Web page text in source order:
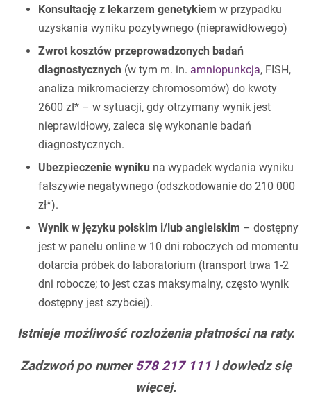
Konsultację z lekarzem genetykiem w przypadku
uzyskania wyniku pozytywnego (nieprawidłowego)
Zwrot kosztów przeprowadzonych badań
diagnostycznych (w tym m. in. amniopunkcja, FISH,
analiza mikromacierzy chromosomów) do kwoty
2600 zł* – w sytuacji, gdy otrzymany wynik jest
nieprawidłowy, zaleca się wykonanie badań
diagnostycznych.
Ubezpieczenie wyniku na wypadek wydania wyniku
fałszywie negatywnego (odszkodowanie do 210 000
zł*).
Wynik w języku polskim i/lub angielskim – dostępny
jest w panelu online w 10 dni roboczych od momentu
dotarcia próbek do laboratorium (transport trwa 1-2
dni robocze; to jest czas maksymalny, często wynik
dostępny jest szybciej).
Istnieje możliwość rozłożenia płatności na raty.
Zadzwoń po numer578 217 111i dowiedz się
więcej.